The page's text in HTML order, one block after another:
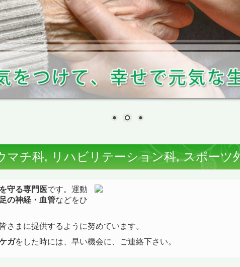
チ科, リハビリテーション科, スポーツ
守る専門医です。運動
の神経・血管などをひ
さまに提供するように努めています。
ガをした時には、早い機会に、ご連絡下さい。